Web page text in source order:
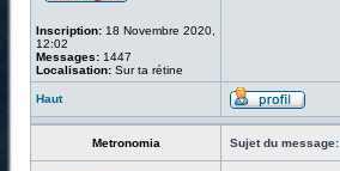
Inscription: 18 Novembre 2020,
12:02
Messages: 1447
Localisation: Sur ta rétine
Haut
Metronomia Sujet du message: